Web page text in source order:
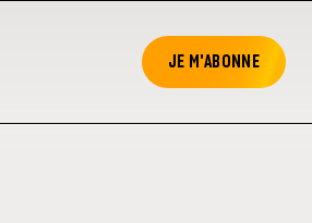
JE M'ABONNE